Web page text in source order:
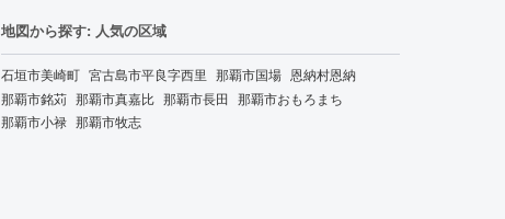
地図から探す: 人気の区域
石垣市美崎町 宮古島市平良字西里 那覇市国場 恩納村恩納
那覇市銘苅 那覇市真嘉比 那覇市長田 那覇市おもろまち
那覇市小禄 那覇市牧志